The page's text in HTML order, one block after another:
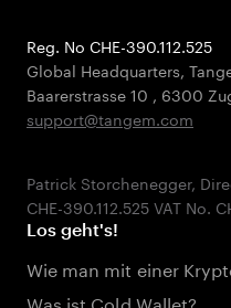
Reg. No CHE-390.112.525
Global Headquarters,
Baarerstrasse 10 , 6300
support@tangem.com
Patrick Storchenegger,
Los geht's!
Wie man mit einer
Was ist Cold Wallet?